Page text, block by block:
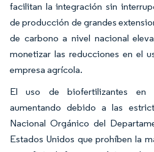
facilitan la integración sin
de producción de grandes
de carbono a nivel nacional
monetizar las reducciones en el
empresa agrícola.
El uso de biofertilizantes en
aumentando debido a las
Nacional Orgánico del
Estados Unidos que prohíben la